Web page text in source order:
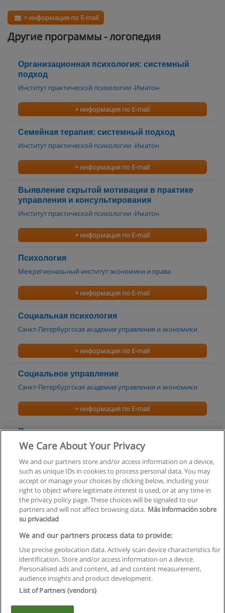
+ информация по E-mail
Другие программы - логопедия
Организационная психология: системный
подход
Институт практической психологии -Иматон
+ информация по E-mail
Семейная терапия: системный подход
Институт практической психологии -Иматон
+ информация по E-mail
Выявление скрытой мотивации в практике
управления и консультирования
Институт практической психологии -Иматон
+ информация по E-mail
Психология
Межрегиональный институт экономики и права
+ информация по E-mail
Социальная психология
Санкт-Петербургская академия управления и экономики
+ информация по E-mail
Социальное управление
Санкт-Петербургская академия управления и экономики
+ информация по E-mail
Психология
Санкт-Петербургский институт гуманитарного
+ информация по E-mail
Правила пользования
Конфиденциальность информации
Напишите Educaedu
Copyright © Educaedu Business S.L. - CIF : B-95610580: -
We Care About Your Privacy
We and our partners store and/or access information on a device,
such as unique IDs in cookies to process personal data. You may
accept or manage your choices by clicking below, including your
right to object where legitimate interest is used, or at any time in
the privacy policy page. These choices will be signaled to our
partners and will not affect browsing data. Más información sobre
su privacidad
We and our partners process data to provide:
Use precise geolocation data. Actively scan device characteristics for
identification. Store and/or access information on a device.
Personalised ads and content, ad and content measurement,
audience insights and product development.
List of Partners (vendors)